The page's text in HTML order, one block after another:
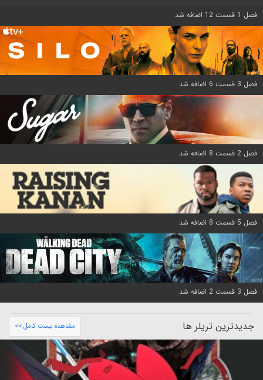
فصل 1 قسمت 12 اضافه شد
فصل 3 قسمت 6 اضافه شد
فصل 2 قسمت 8 اضافه شد
فصل 5 قسمت 8 اضافه شد
فصل 3 قسمت 2 اضافه شد
جدیدترین تریلر ها مشاهده لیست کامل >>